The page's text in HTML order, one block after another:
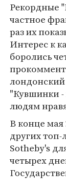
Рекордные
частное
раз их
Интерес к
боролись
"Кувшинки
людям
В конце
других
Sotheby's
четырех